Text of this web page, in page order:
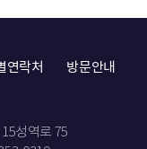
연락처
방문안내
성역로 75